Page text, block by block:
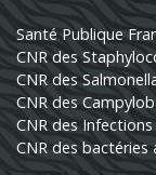
Santé Publique
CNR des
CNR des
CNR des
CNR des
CNR des